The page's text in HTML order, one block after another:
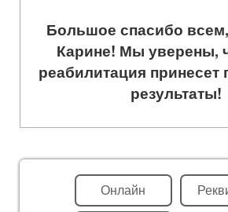
Большое спасибо
Карине! Мы уверены,
реабилитация принесет
результаты!
Онлайн